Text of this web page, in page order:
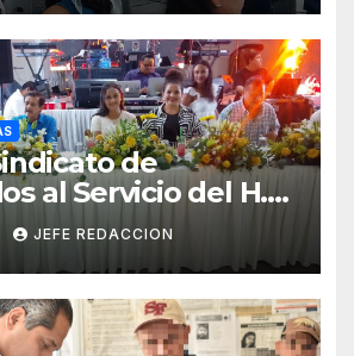
de
al Servicio del H.
de LZC Día del
Municipal
JEFE REDACCION